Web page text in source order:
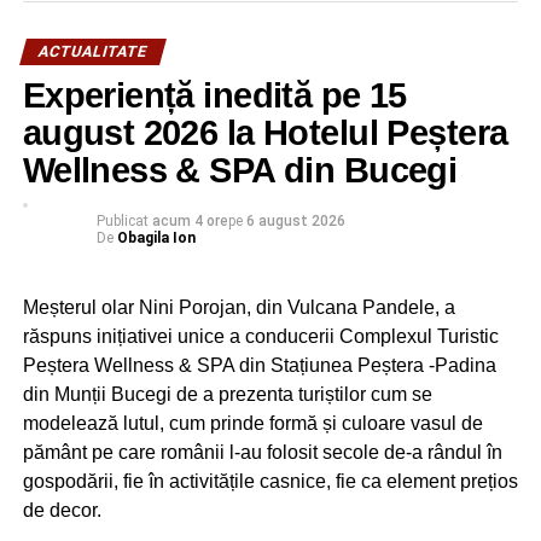
Trei persoane din Țăndărei, în arest pentru
amenințare și violare de domiciliu
ACTUALITATE
Experiență inedită pe 15
august 2026 la Hotelul Peștera
Wellness & SPA din Bucegi
Publicat acum 4 orepe 6 august 2026
De Obagila Ion
Meșterul olar Nini Porojan, din Vulcana Pandele, a
răspuns inițiativei unice a conducerii Complexul Turistic
Peștera Wellness & SPA din Stațiunea Peștera -Padina
din Munții Bucegi de a prezenta turiștilor cum se
modelează lutul, cum prinde formă și culoare vasul de
pământ pe care românii l-au folosit secole de-a rândul în
gospodării, fie în activitățile casnice, fie ca element prețios
de decor.